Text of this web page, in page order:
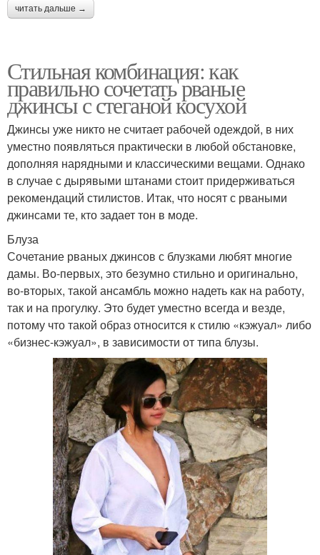
читать дальше →
Стильная комбинация: как
правильно сочетать рваные
джинсы с стеганой косухой
Джинсы уже никто не считает рабочей одеждой, в них
уместно появляться практически в любой обстановке,
дополняя нарядными и классическими вещами. Однако
в случае с дырявыми штанами стоит придерживаться
рекомендаций стилистов. Итак, что носят с рваными
джинсами те, кто задает тон в моде.
Блуза
Сочетание рваных джинсов с блузками любят многие
дамы. Во-первых, это безумно стильно и оригинально,
во-вторых, такой ансамбль можно надеть как на работу,
так и на прогулку. Это будет уместно всегда и везде,
потому что такой образ относится к стилю «кэжуал» либо
«бизнес-кэжуал», в зависимости от типа блузы.